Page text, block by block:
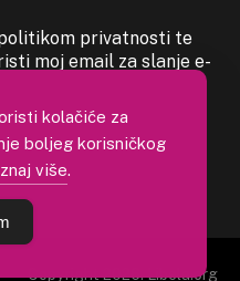
privatnosti te
moj email za slanje e-
Copyright 2026. Libela.org
kolačiće za
boljeg korisničkog
više.